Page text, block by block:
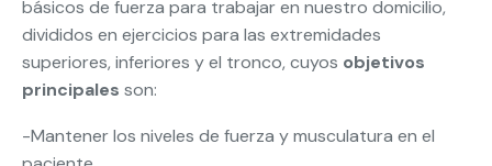
básicos de fuerza para trabajar en nuestro domicilio,
divididos en ejercicios para las extremidades
superiores, inferiores y el tronco, cuyos objetivos
principales son:
-Mantener los niveles de fuerza y musculatura en el